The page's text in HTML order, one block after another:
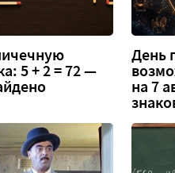
5 + 2 = 72 —
День
на 7